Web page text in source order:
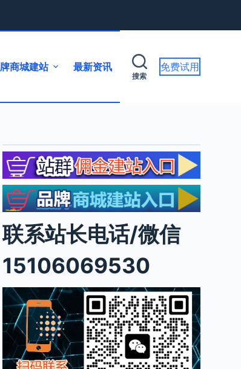
商城建站 最新资讯
搜索
免费试用
联系站长电话/微信
15106069530